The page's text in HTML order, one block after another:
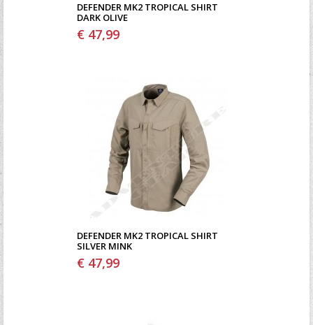
DEFENDER MK2 TROPICAL SHIRT
DARK OLIVE
€ 47,99
DEFENDER MK2 TROPICAL SHIRT
SILVER MINK
€ 47,99